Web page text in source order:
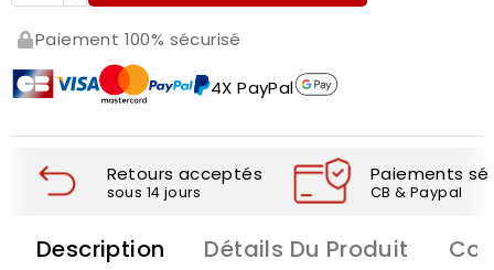
Paiement 100% sécurisé
4X PayPal
Retours acceptés
sous 14 jours
Paiements
CB & Paypal
Description Détails Du Produit